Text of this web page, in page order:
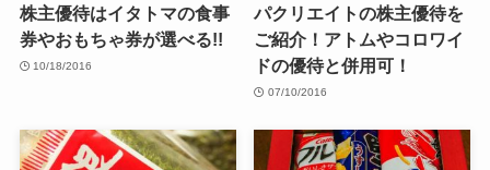
株主優待はイタトマの食事
券やおもちゃ券が選べる!!
10/18/2016
パクリエイトの株主優待を
ご紹介！アトムやコロワイ
ドの優待と併用可！
07/10/2016